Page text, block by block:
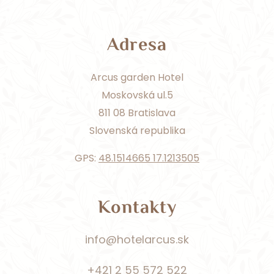
Adresa
Arcus garden Hotel
Moskovská ul.5
811 08 Bratislava
Slovenská republika
GPS: 48.1514665 17.1213505
Kontakty
info@hotelarcus.sk
+421 2 55 572 522